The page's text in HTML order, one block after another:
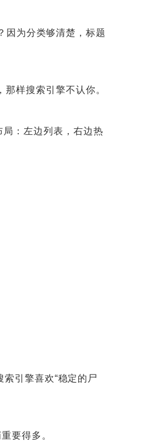
因为分类够清楚，标题
样搜索引擎不认你。
：左边列表，右边热
引擎喜欢“稳定的尸
要得多。